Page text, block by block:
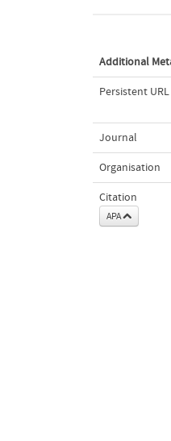
Additional
Persistent URL
Journal
Organisation
Citation
APA